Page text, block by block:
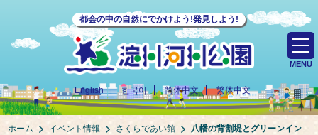
都会の中の自然にでかけよう!発見しよう!
English 한국어 简体中文 繁体中文
MENU
ホーム イベント情報 さくらであい館
八幡の背割堤とグリーンイン